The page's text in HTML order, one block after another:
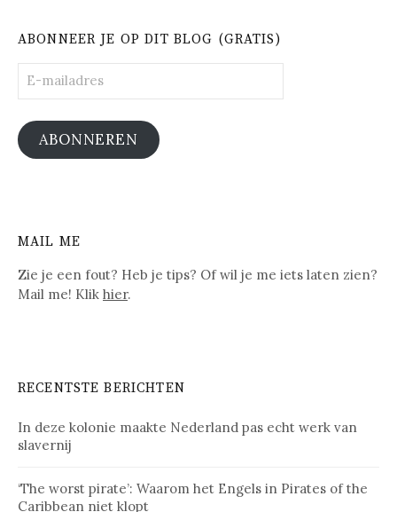
ABONNEER JE OP DIT BLOG (GRATIS)
mailadres
ABONNEREN
MAIL ME
Zie je een fout? Heb je tips? Of wil je me iets laten zien?
Mail me! Klik hier.
RECENTSTE BERICHTEN
In deze kolonie maakte Nederland pas echt werk van
slavernij
‘The worst pirate’: Waarom het Engels in Pirates of the
Caribbean niet klopt